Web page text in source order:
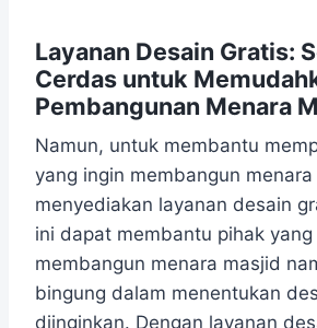
Layanan Desain Gratis:
Cerdas untuk
Pembangunan Menara
Namun, untuk membantu
yang ingin membangun
menyediakan layanan desain
ini dapat membantu pihak yang
membangun menara masjid
bingung dalam menentukan
diinginkan. Dengan layanan